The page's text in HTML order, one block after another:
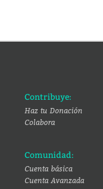
Contribuye:
Haz tu Donación
Colabora
Comunidad:
Cuenta básica
Cuenta Avanzada